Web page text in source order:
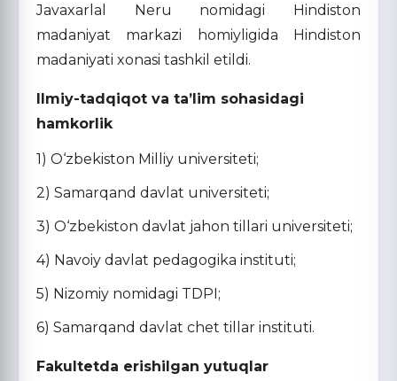
Javaxarlal Neru nomidagi Hindiston
madaniyat markazi homiyligida Hindiston
madaniyati xonasi tashkil etildi.
Ilmiy-tadqiqot va ta’lim sohasidagi
hamkorlik
1) O‘zbekiston Milliy universiteti;
2) Samarqand davlat universiteti;
3) O‘zbekiston davlat jahon tillari universiteti;
4) Navoiy davlat pedagogika instituti;
5) Nizomiy nomidagi TDPI;
6) Samarqand davlat chet tillar instituti.
Fakultetda erishilgan yutuqlar